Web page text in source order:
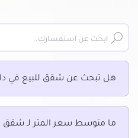
شقق
شقق للبيع في
شقق للبيع
شقق للبيع
شقق للبيع في
شقق للبيع
هل تبحث عن شقق للبيع في
ما متوسط سعر المتر لـ شقق